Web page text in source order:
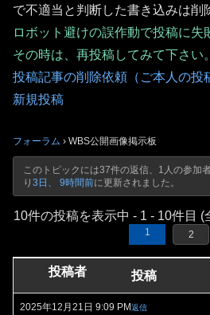
で不適当と判断した書き込みは削
ロボット避けの誤作動で投稿に失
その時は、再投稿してみて下さい。
投稿記事の削除依頼（ご本人の投
新規投稿
フォーラム › WBS公開画像掲示板
このトピックには37件の返信、1人の参加
り 3日、 9時間前に更新されました。
10件の投稿を表示中 - 1 - 10件目 (
1 2
投稿者 投稿
2025年12月21日 9:09 PM返信